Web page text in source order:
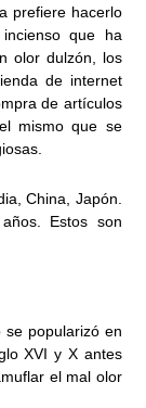
prefiere hacerlo
que ha
olor dulzón, los
de internet
de artículos
mismo que se
China, Japón.
Estos son
se popularizó en
XVI y X antes
el mal olor